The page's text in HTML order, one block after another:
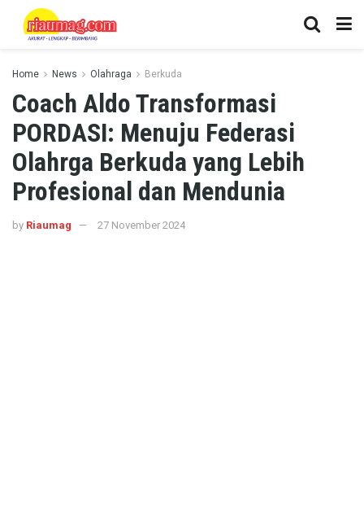
Home News Olahraga Berkuda
Coach Aldo Transformasi
PORDASI: Menuju Federasi
Olahrga Berkuda yang Lebih
Profesional dan Mendunia
by Riaumag 27 November 2024